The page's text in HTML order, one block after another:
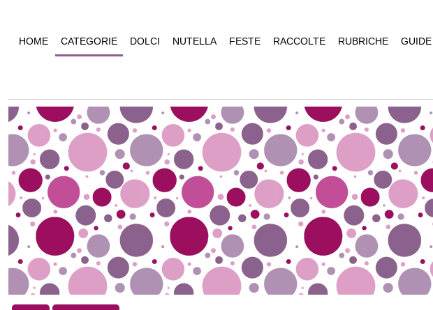
HOME CATEGORIE DOLCI NUTELLA FESTE RACCOLTE RUBRICHE